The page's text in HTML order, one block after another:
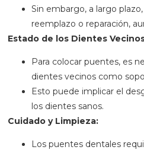
Sin embargo, a largo
reemplazo o reparación,
Estado de los Dientes
Para colocar puentes, es
dientes vecinos como
Esto puede implicar el
los dientes sanos.
Cuidado y Limpieza:
Los puentes dentales